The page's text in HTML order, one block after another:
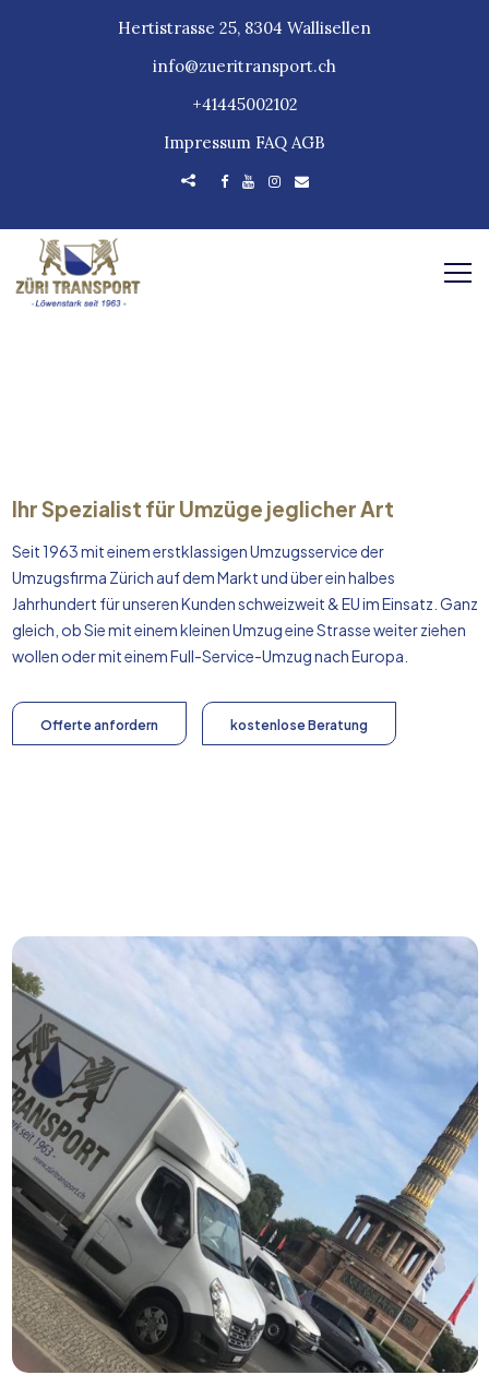
Hertistrasse 25, 8304 Wallisellen
info@zueritransport.ch
+41445002102
Impressum FAQ AGB
Ihr Spezialist für Umzüge jeglicher Art
Seit 1963 mit einem erstklassigen Umzugsservice der
Umzugsfirma Zürich auf dem Markt und über ein halbes
Jahrhundert für unseren Kunden schweizweit & EU im Einsatz. Ganz
gleich, ob Sie mit einem kleinen Umzug eine Strasse weiter ziehen
wollen oder mit einem Full-Service-Umzug nachEuropa
Offerte anfordern kostenlose Beratung